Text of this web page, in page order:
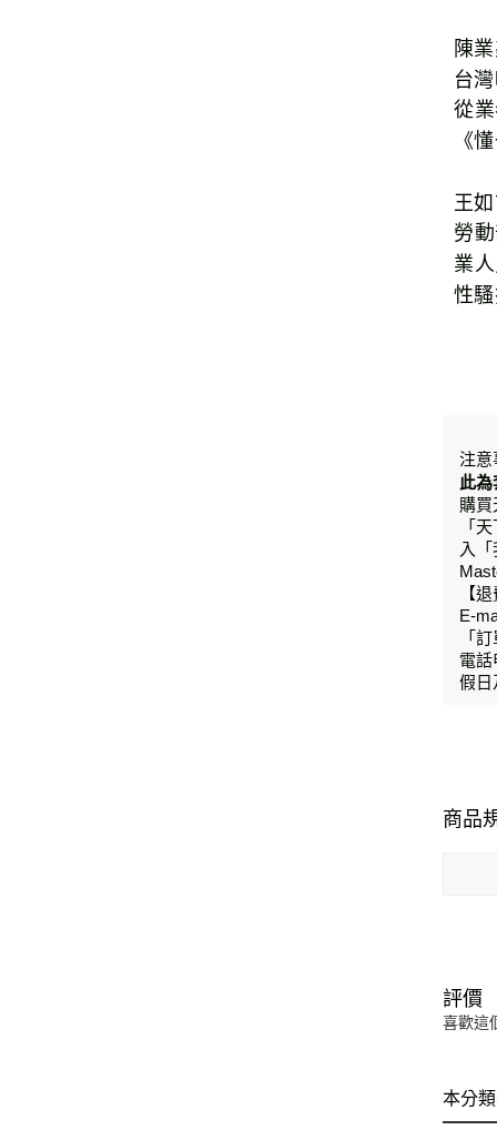
陳
台
從
《
王
勞
業
性
注意
此
購
「
入
【
E-
「
電話
假日
商品
評價
喜歡這
本分